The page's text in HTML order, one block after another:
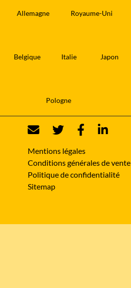
Allemagne Royaume-Uni
Belgique Italie Japon
Pologne
Mentions légales
Conditions générales de vente
Politique de confidentialité
Sitemap